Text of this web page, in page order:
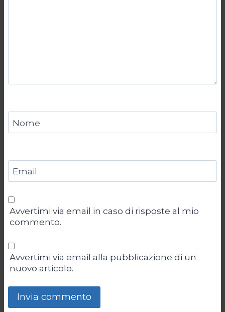
Nome
Email
Avvertimi via email in caso di risposte al mio
commento.
Avvertimi via email alla pubblicazione di un
nuovo articolo.